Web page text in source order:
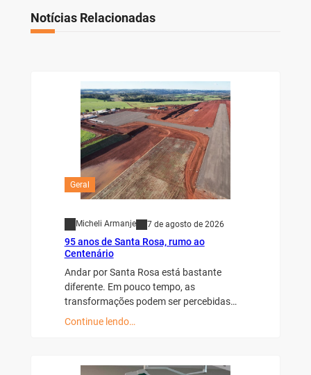
Notícias Relacionadas
Geral
Micheli Armanje 7 de agosto de 2026
95 anos de Santa Rosa, rumo ao
Centenário
Andar por Santa Rosa está bastante
diferente. Em pouco tempo, as
transformações podem ser percebidas…
Continue lendo…